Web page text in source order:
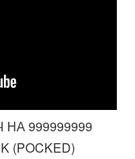
999999999
(POCKED)